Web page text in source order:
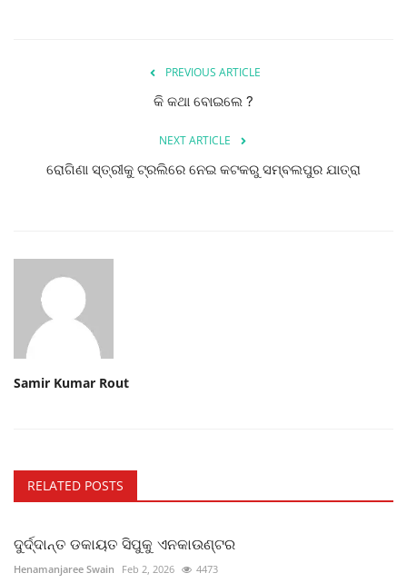
PREVIOUS ARTICLE
କି କଥା ବୋଇଲେ ?
NEXT ARTICLE
ରୋଗିଣା ସ୍ତ୍ରୀକୁ ଟ୍ରଲିରେ ନେଇ କଟକରୁ ସମ୍ବଲପୁର ଯାତ୍ରା
Samir Kumar Rout
RELATED POSTS
ଦୁର୍ଦ୍ଦାନ୍ତ ଡକାୟତ ସିପୁକୁ ଏନକାଉଣ୍ଟର
Henamanjaree Swain Feb 2, 2026 4473